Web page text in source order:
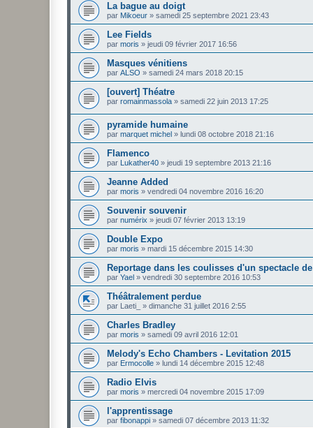
La bague au doigt
par Mikoeur » samedi 25 septembre 2021 23:43
Lee Fields
par moris » jeudi 09 février 2017 16:56
Masques vénitiens
par ALSO » samedi 24 mars 2018 20:15
[ouvert] Théatre
par romainmassola » samedi 22 juin 2013 17:25
pyramide humaine
par marquet michel » lundi 08 octobre 2018 21:16
Flamenco
par Lukather40 » jeudi 19 septembre 2013 21:16
Jeanne Added
par moris » vendredi 04 novembre 2016 16:20
Souvenir souvenir
par numérix » jeudi 07 février 2013 13:19
Double Expo
par moris » mardi 15 décembre 2015 14:30
Reportage dans les coulisses d'un spectacle
par Yael » vendredi 30 septembre 2016 10:53
Théâtralement perdue
par Laeti_ » dimanche 31 juillet 2016 2:55
Charles Bradley
par moris » samedi 09 avril 2016 12:01
Melody's Echo Chambers - Levitation 2015
par Ermocolle » lundi 14 décembre 2015 12:48
Radio Elvis
par moris » mercredi 04 novembre 2015 17:09
l'apprentissage
par fibonappi » samedi 07 décembre 2013 11:32